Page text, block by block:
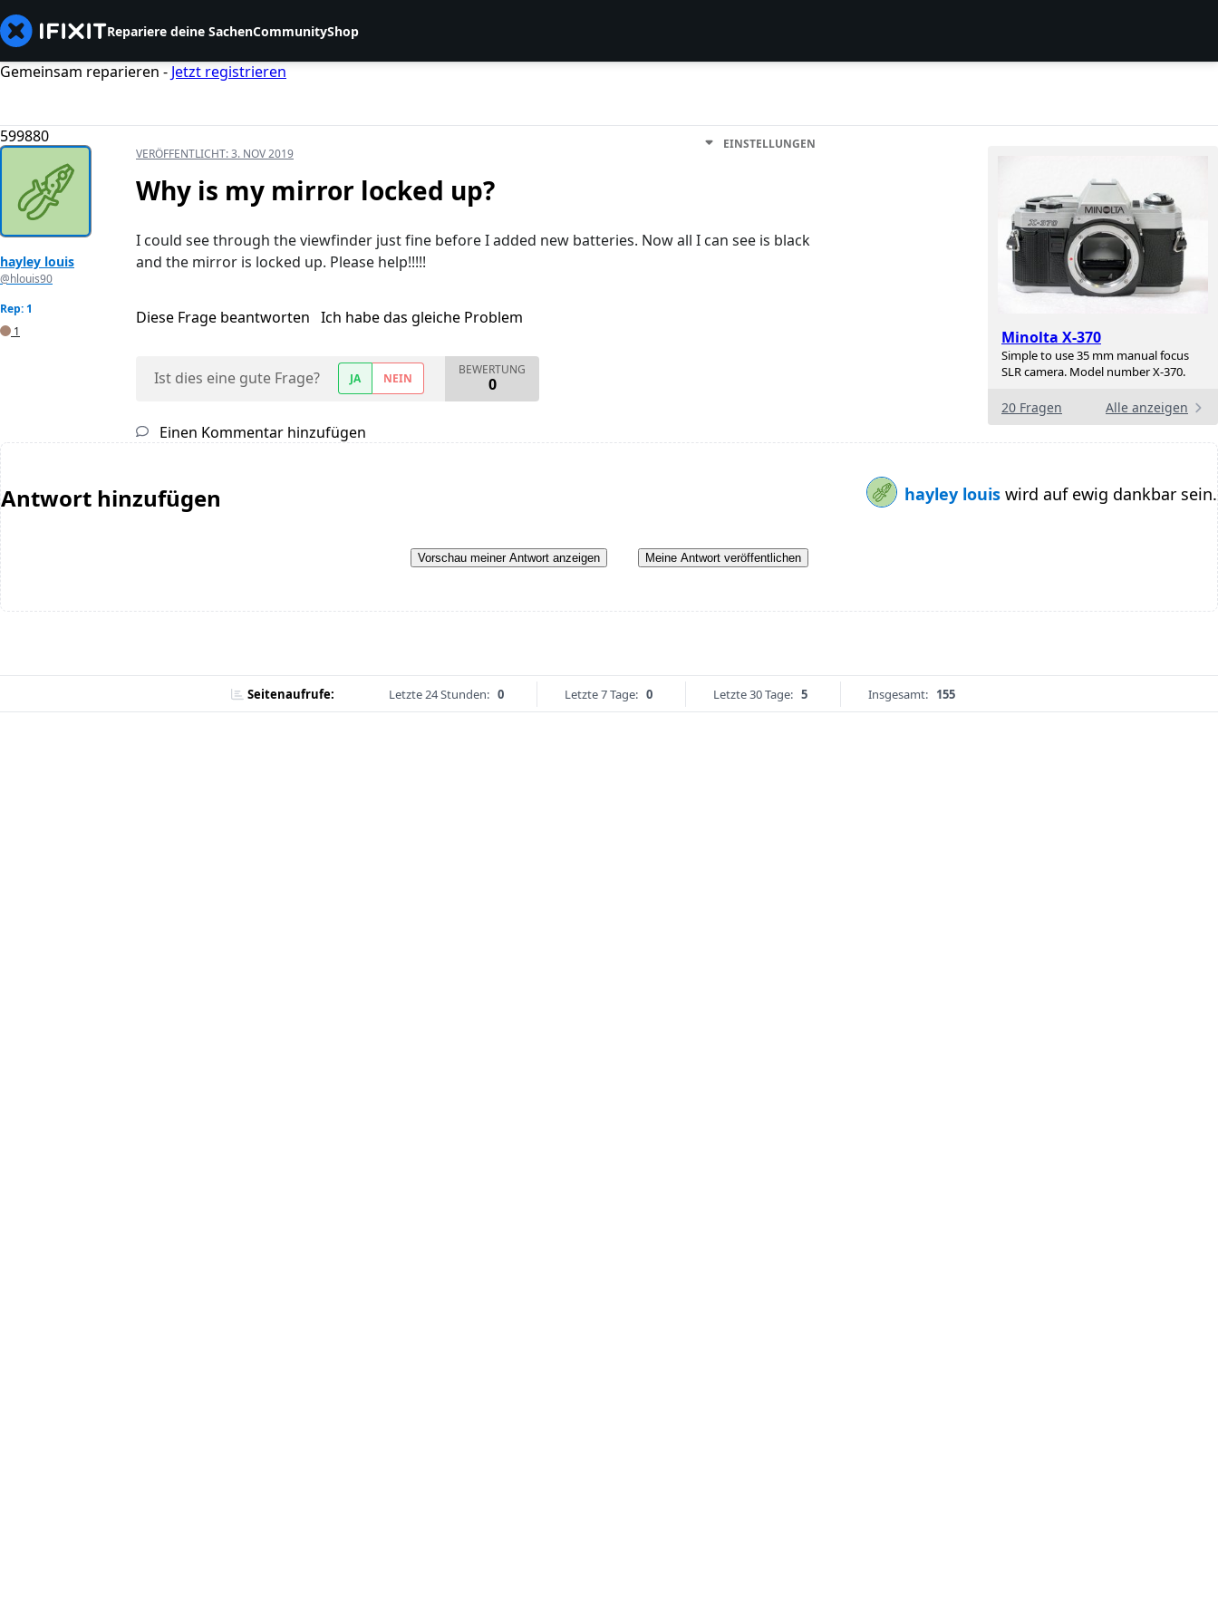
Repariere deine SachenCommunityShop
Gemeinsam reparieren - Jetzt registrieren
599880
Minolta X-370
Simple to use 35 mm manual focus
SLR camera. Model number X-370.
20 Fragen Alle anzeigen
hayley louis
@hlouis90
Rep: 1
1
VERÖFFENTLICHT:3. NOV 2019
EINSTELLUNGEN
Why is my mirror locked up?
I could see through the viewfinder just fine before I added new batteries. Now all I can see is black
and the mirror is locked up. Please help!!!!!
Diese Frage beantworten Ich habe das gleiche Problem
Ist dies eine gute Frage? JA NEIN
BEWERTUNG
0
Einen Kommentar hinzufügen
Antwort hinzufügen hayley louis wird auf ewig dankbar sein.
Vorschau meiner Antwort anzeigen Meine Antwort veröffentlichen
Seitenaufrufe: Letzte 24 Stunden: 0 Letzte 7 Tage: 0 Letzte 30 Tage: 5 Insgesamt: 155